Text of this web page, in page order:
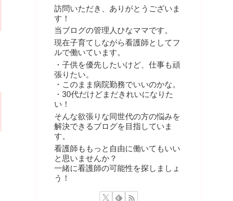
訪問いただき、ありがとうございま
す！
当ブログの管理人ひなママです。
現在子育てしながら看護師としてフ
ルで働いています。
・子供を優先したいけど、仕事も頑
張りたい。
・このまま病院勤務でいいのかな。
・30代だけどまだきれいになりた
い！
そんな欲張りな同世代の方の悩みを
解決できるブログを目指していま
す。
看護師ももっと自由に働いてもいい
と思いませんか？
一緒に看護師の可能性を探しましょ
う！